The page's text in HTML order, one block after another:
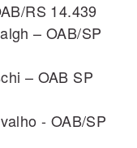
RS 14.439
– OAB/SP
– OAB SP
- OAB/SP